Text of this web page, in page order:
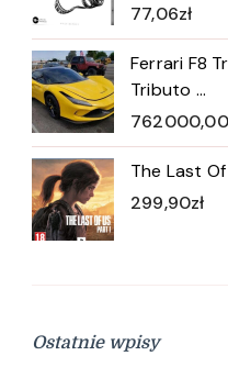
77,06zł
Ferrari F8
Tributo ...
762000,00
The Last
299,90zł
Ostatnie wpisy